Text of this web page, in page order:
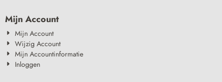
Mijn Account
Mijn Account
Wijzig Account
Mijn Accountinformatie
Inloggen